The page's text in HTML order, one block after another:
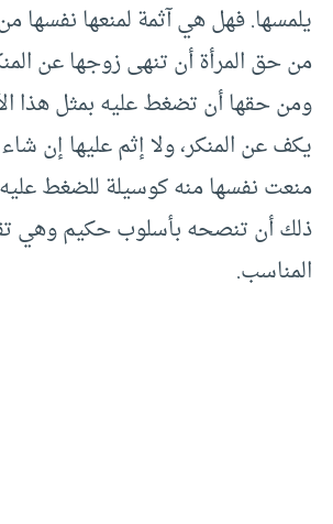
يلمسها. فهل هي آثمة لمنعها نفسها
من حق المرأة أن تنهى زوجها عن
ومن حقها أن تضغط عليه بمثل هذا
يكف عن المنكر، ولا إثم عليها إن
منعت نفسها منه كوسيلة للضغط
ذلك أن تنصحه بأسلوب حكيم وهي
المناسب.